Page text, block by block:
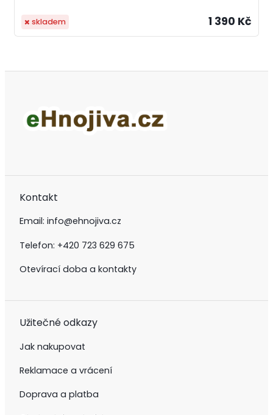
1 390 Kč
skladem
Kontakt
Email: info@ehnojiva.cz
Telefon: +420 723 629 675
Otevírací doba a kontakty
Užitečné odkazy
Jak nakupovat
Reklamace a vrácení
Doprava a platba